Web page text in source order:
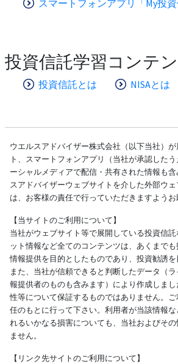
スマートフォンアプリ「My投資
投資信託学習コンテ
投資信託とは NISAとは
ウエルスアドバイザー株式会社（以下当社）
ト、スマートフォンアプリ（当社が承認した
ーシャルメディアで配信・共有された情報も
スアドバイザーウェブサイトを介した外部ウ
は、お客様の責任で行っていただきますようお
【当サイトのご利用について】
当社がウェブサイト等で展開している投資信
ット情報など全てのコンテンツは、あくまで
情報提供を目的としたものであり、投資勧誘を
また、当社が信頼できると判断したデータ（
報提供者のものも含みます）により作成しま
性等について保証するものではありません。
任のもとに行って下さい。利用者が当該情報
れるいかなる損害についても、当社およびそ
ません。
【リンク先サイトのご利用について】